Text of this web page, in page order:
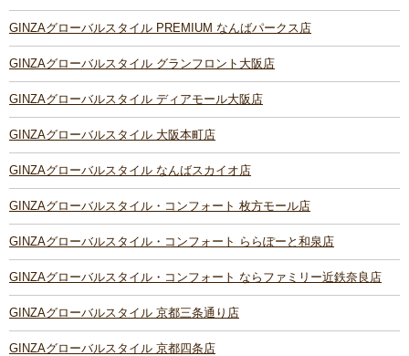
GINZAグローバルスタイル PREMIUM なんばパークス店
GINZAグローバルスタイル グランフロント大阪店
GINZAグローバルスタイル ディアモール大阪店
GINZAグローバルスタイル 大阪本町店
GINZAグローバルスタイル なんばスカイオ店
GINZAグローバルスタイル・コンフォート 枚方モール店
GINZAグローバルスタイル・コンフォート ららぽーと和泉店
GINZAグローバルスタイル・コンフォート ならファミリー近鉄奈良店
GINZAグローバルスタイル 京都三条通り店
GINZAグローバルスタイル 京都四条店